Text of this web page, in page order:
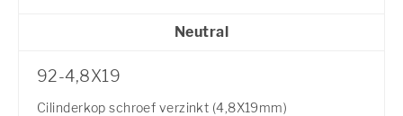
Neutral
92-4,8X19
Cilinderkop schroef verzinkt (4,8X19mm)